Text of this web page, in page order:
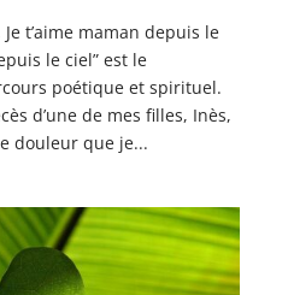
t’aime maman depuis le
le ciel” est le
poétique et spirituel.
d’une de mes filles, Inès,
douleur que je...